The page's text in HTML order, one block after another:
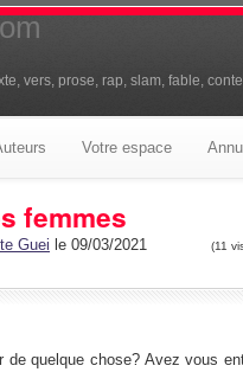
vers, prose, rap, slam, fable, conte,
Votre espace
femmes
Guei le 09/03/2021 (11
de quelque chose? Avez vous